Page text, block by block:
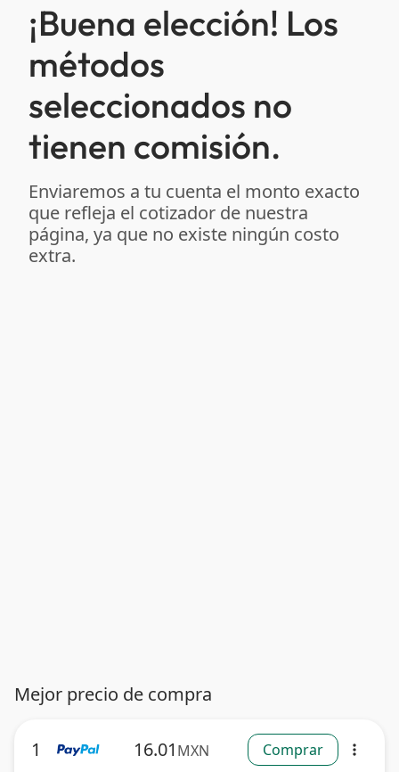
¡Buena elección! Los
métodos
seleccionados no
tienen comisión.
Enviaremos a tu cuenta el monto exacto
que refleja el cotizador de nuestra
página, ya que no existe ningún costo
extra.
Mejor precio de compra
1 16.01 MXN Comprar more_vert